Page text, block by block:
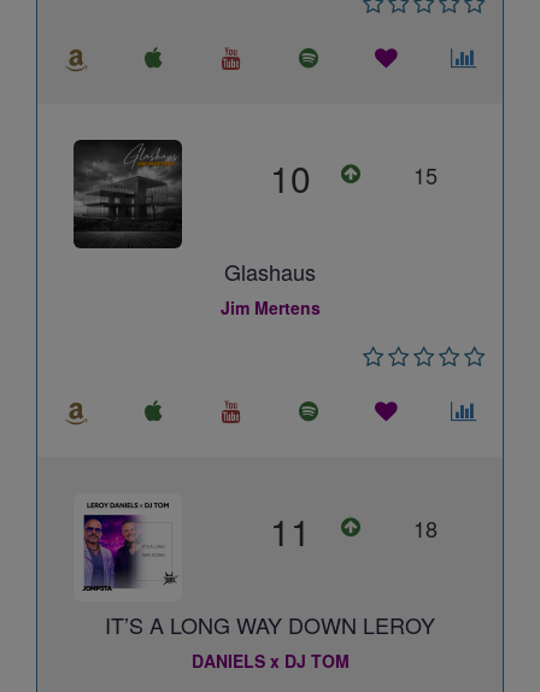
10 15
Glashaus
Jim Mertens
11 18
IT’S A LONG WAY DOWN LEROY
DANIELS x DJ TOM